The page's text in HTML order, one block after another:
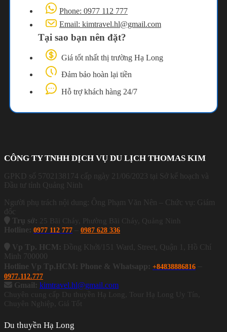
Phone: 0977 112 777
Email: kimtravel.hl@gmail.com
Tại sao bạn nên đặt?
Giá tốt nhất thị trường Hạ Long
Đảm bảo hoàn lại tiền
Hỗ trợ khách hàng 24/7
CÔNG TY TNHH DỊCH VỤ DU LỊCH THOMAS KIM
GPKD số 5702138174 cấp ngày 21/06/2023 tại Sở kế hoạch và
Đầu tư tỉnh Quảng Ninh
Người phụ trách nội dung: Ông Phạm Văn Nên – Chức vụ: Giám
đốc
Trụ sở:
25 Bãi Cháy, Phường Bãi Cháy, Quảng Ninh
Hotline: 0977 112 777 0987 628 336
Vp Tp. HCM: Đồng Khởi/151 Ward, Street, Quận 1, Hồ Chí
Minh 700000
Hotline Vp Tp.HCM: Phone & Whatsapp: +84838886816
0977.112.777
Gmail: kimtravel.hl@gmail.com
Chuyên cung cấp Du thuyền Hạ Long, Tour Hạ Long Uy Tín,
Chuyên Nghiệp, Giá Tốt
Du thuyền Hạ Long